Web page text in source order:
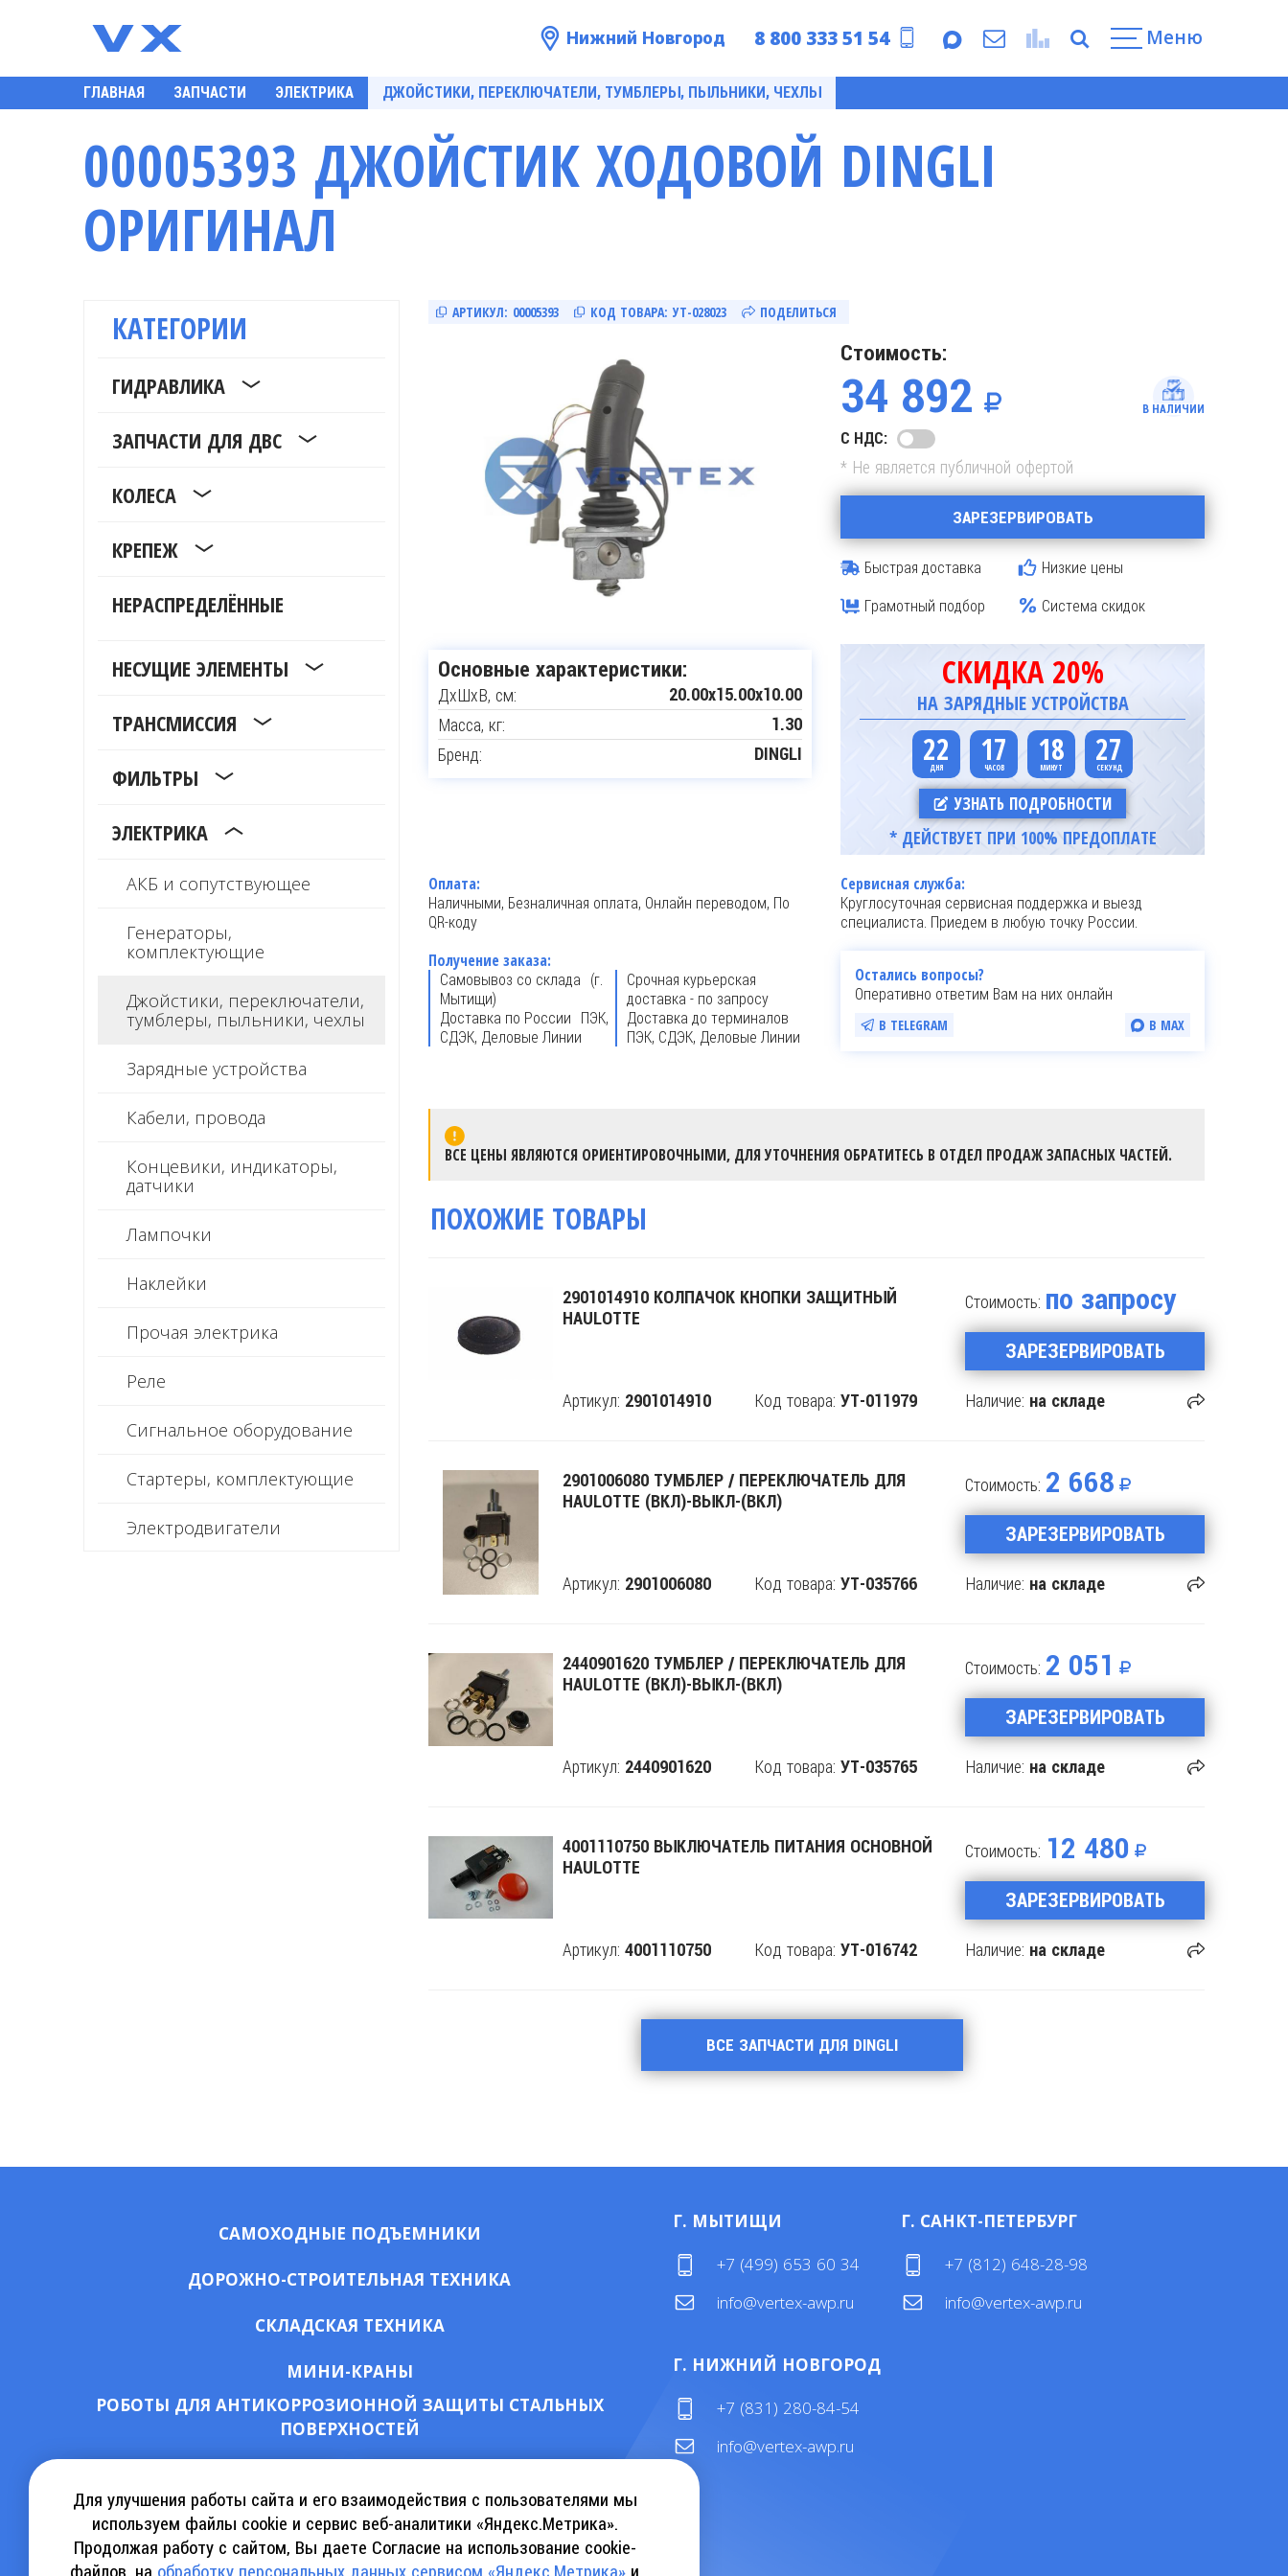
Нижний Новгород 8 800 333 51 54 Меню
ГЛАВНАЯ ЗАПЧАСТИ ЭЛЕКТРИКА ДЖОЙСТИКИ, ПЕРЕКЛЮЧАТЕЛИ, ТУМБЛЕРЫ, ПЫЛЬНИКИ, ЧЕХЛЫ
00005393 ДЖОЙСТИК ХОДОВОЙ DINGLI
ОРИГИНАЛ
КАТЕГОРИИ
ГИДРАВЛИКА
ЗАПЧАСТИ ДЛЯ ДВС
КОЛЕСА
КРЕПЕЖ
НЕРАСПРЕДЕЛЁННЫЕ
НЕСУЩИЕ ЭЛЕМЕНТЫ
ТРАНСМИССИЯ
ФИЛЬТРЫ
ЭЛЕКТРИКА
АКБ и сопутствующее
Генераторы,
комплектующие
Джойстики, переключатели,
тумблеры, пыльники, чехлы
Зарядные устройства
Кабели, провода
Концевики, индикаторы,
датчики
Лампочки
Наклейки
Прочая электрика
Реле
Сигнальное оборудование
Стартеры, комплектующие
Электродвигатели
АРТИКУЛ: 00005393 КОД ТОВАРА: УТ-028023 ПОДЕЛИТЬСЯ
Основные характеристики:
ДxШxВ, см: 20.00x15.00x10.00
Масса, кг: 1.30
Бренд: DINGLI
Стоимость:
34 892 В НАЛИЧИИ
С НДС:
* Не является публичной офертой
ЗАРЕЗЕРВИРОВАТЬ
Быстрая доставка
Низкие цены
Грамотный подбор
Система скидок
СКИДКА 20%
НА ЗАРЯДНЫЕ УСТРОЙСТВА
22 17 18 26
УЗНАТЬ ПОДРОБНОСТИ
* ДЕЙСТВУЕТ ПРИ 100% ПРЕДОПЛАТЕ
Оплата:
Наличными, Безналичная оплата, Онлайн переводом, По
QR-коду
Получение заказа:
Самовывоз со склада (г.
Мытищи)
Срочная курьерская
доставка - по запросу
Доставка по России ПЭК,
СДЭК, Деловые Линии
Доставка до терминалов
ПЭК, СДЭК, Деловые Линии
Сервисная служба:
Круглосуточная сервисная поддержка и выезд
специалиста. Приедем в любую точку России.
Остались вопросы?
Оперативно ответим Вам на них онлайн
В TELEGRAM В MAX
ВСЕ ЦЕНЫ ЯВЛЯЮТСЯ ОРИЕНТИРОВОЧНЫМИ, ДЛЯ УТОЧНЕНИЯ ОБРАТИТЕСЬ В ОТДЕЛ ПРОДАЖ ЗАПАСНЫХ ЧАСТЕЙ.
ПОХОЖИЕ ТОВАРЫ
2901014910 КОЛПАЧОК КНОПКИ ЗАЩИТНЫЙ
HAULOTTE
Артикул: 2901014910 Код товара: УТ-011979
Стоимость: по запросу
ЗАРЕЗЕРВИРОВАТЬ
Наличие: на складе
Поделится
2901006080 ТУМБЛЕР / ПЕРЕКЛЮЧАТЕЛЬ ДЛЯ
HAULOTTE (ВКЛ)-ВЫКЛ-(ВКЛ)
Артикул: 2901006080 Код товара: УТ-035766
Стоимость: 2 668
ЗАРЕЗЕРВИРОВАТЬ
Наличие: на складе
Поделится
2440901620 ТУМБЛЕР / ПЕРЕКЛЮЧАТЕЛЬ ДЛЯ
HAULOTTE (ВКЛ)-ВЫКЛ-(ВКЛ)
Артикул: 2440901620 Код товара: УТ-035765
Стоимость: 2 051
ЗАРЕЗЕРВИРОВАТЬ
Наличие: на складе
Поделится
4001110750 ВЫКЛЮЧАТЕЛЬ ПИТАНИЯ ОСНОВНОЙ
HAULOTTE
Артикул: 4001110750 Код товара: УТ-016742
Стоимость: 12 480
ЗАРЕЗЕРВИРОВАТЬ
Наличие: на складе
Поделится
ВСЕ ЗАПЧАСТИ ДЛЯ DINGLI
САМОХОДНЫЕ ПОДЪЕМНИКИ
ДОРОЖНО-СТРОИТЕЛЬНАЯ ТЕХНИКА
СКЛАДСКАЯ ТЕХНИКА
МИНИ-КРАНЫ
РОБОТЫ ДЛЯ АНТИКОРРОЗИОННОЙ ЗАЩИТЫ СТАЛЬНЫХ
ПОВЕРХНОСТЕЙ
СКАЧАТЬ КАТАЛОГ АРЕНДЫ КАТАЛОГ KEBU CRANE
СКАЧАТЬ КАТАЛОГ SINOBOOM СКАЧАТЬ КАТАЛОГ INSLIFT
Г. МЫТИЩИ
+7 (499) 653 60 34
info@vertex-awp.ru
Г. НИЖНИЙ НОВГОРОД
+7 (831) 280-84-54
info@vertex-awp.ru
Г. САНКТ-ПЕТЕРБУРГ
+7 (812) 648-28-98
info@vertex-awp.ru
Для улучшения работы сайта и его взаимодействия с пользователями мы
используем файлы cookie и сервис веб-аналитики «Яндекс.Метрика».
Продолжая работу с сайтом, Вы даете Согласие на использование cookie-
файлов, на обработку персональных данных сервисом «Яндекс.Метрика» и